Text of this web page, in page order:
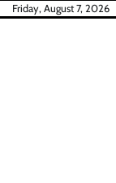
SkipFriday, August 7, 2026